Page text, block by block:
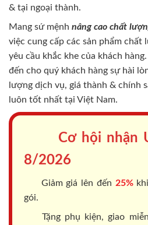
& tại ngoại thành.
Mang sứ mệnh nâng cao chất
việc cung cấp các sản phẩm chất
yêu cầu khắc khe của khách hàng.
đến cho quý khách hàng sự hài
lượng dịch vụ, giá thành & chính
luôn tốt nhất tại Việt Nam.
Cơ hội nhận
8/2026
Giảm giá lên đến 25%khi
gói.
Tặng phụ kiện, giao